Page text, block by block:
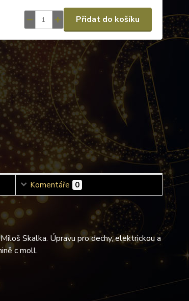
Přidat do košíku
Komentáře 0
Skalka. Úpravu pro dechy, elektrickou a
c moll.